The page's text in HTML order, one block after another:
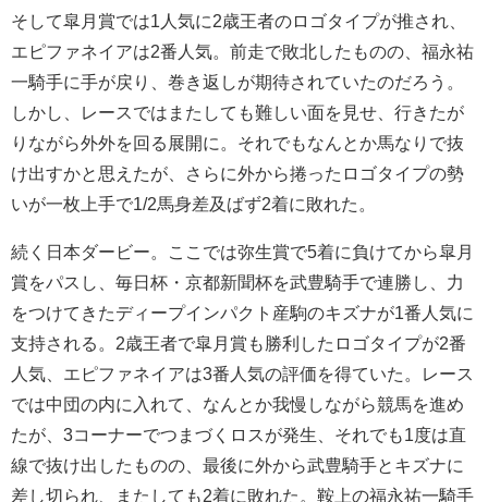
そして皐月賞では1人気に2歳王者のロゴタイプが推され、
エピファネイアは2番人気。前走で敗北したものの、福永祐
一騎手に手が戻り、巻き返しが期待されていたのだろう。
しかし、レースではまたしても難しい面を見せ、行きたが
りながら外外を回る展開に。それでもなんとか馬なりで抜
け出すかと思えたが、さらに外から捲ったロゴタイプの勢
いが一枚上手で1/2馬身差及ばず2着に敗れた。
続く日本ダービー。ここでは弥生賞で5着に負けてから皐月
賞をパスし、毎日杯・京都新聞杯を武豊騎手で連勝し、力
をつけてきたディープインパクト産駒のキズナが1番人気に
支持される。2歳王者で皐月賞も勝利したロゴタイプが2番
人気、エピファネイアは3番人気の評価を得ていた。レース
では中団の内に入れて、なんとか我慢しながら競馬を進め
たが、3コーナーでつまづくロスが発生、それでも1度は直
線で抜け出したものの、最後に外から武豊騎手とキズナに
差し切られ、またしても2着に敗れた。鞍上の福永祐一騎手